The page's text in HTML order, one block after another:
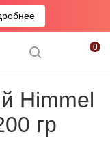
0
Himmel
гр